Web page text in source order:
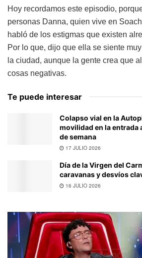
Hoy recordamos este episodio,
personas Danna, quien vive en
habló de los estigmas que existen
Por lo que, dijo que ella se siente
la ciudad, aunque la gente crea que
cosas negativas.
Te puede interesar
Colapso vial en la
movilidad en la entrada
de semana
17 JULIO 2026
Día de la Virgen del
caravanas y desvíos
16 JULIO 2026